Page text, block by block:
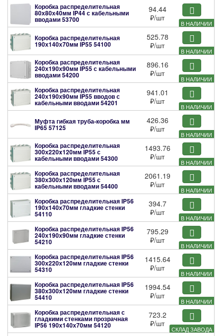
В НАЛИЧИИ
Коробка распределительная
80х80х40мм IP44 с кабельными
вводами53700
94.44
₽/шт
В НАЛИЧИИ
Коробка распределительная
190х140х70мм IP5554100
525.78
₽/шт
В НАЛИЧИИ
Коробка распределительная
240х190х90мм IP55 с кабельными
вводами54200
896.16
₽/шт
В НАЛИЧИИ
Коробка распределительная
240х190х90мм IP55 вводов с
кабельными вводами54201
941.01
₽/шт
В НАЛИЧИИ
Муфта гибкая труба-коробка мм
IP6557125
426.36
₽/шт
В НАЛИЧИИ
Коробка распределительная
300х220x120мм IP55 с
кабельными вводами54300
1493.76
₽/шт
В НАЛИЧИИ
Коробка распределительная
380х300х120мм IP55 с
кабельными вводами54400
2061.19
₽/шт
В НАЛИЧИИ
Коробка распределительная IP56
190х140х70мм гладкие стенки
54110
394.7
₽/шт
В НАЛИЧИИ
Коробка распределительная IP56
240х190х90мм гладкие стенки
54210
795.29
₽/шт
В НАЛИЧИИ
Коробка распределительная IP56
300х220х120мм гладкие стенки
54310
1415.64
₽/шт
В НАЛИЧИИ
Коробка распределительная IP56
380х300х120мм гладкие стенки
54410
1994.54
₽/шт
СКЛАД ЗАВОДА
Коробка распределительная с
гладкими стенками прозрачная
IP56 190х140х70мм54120
723.2
₽/шт